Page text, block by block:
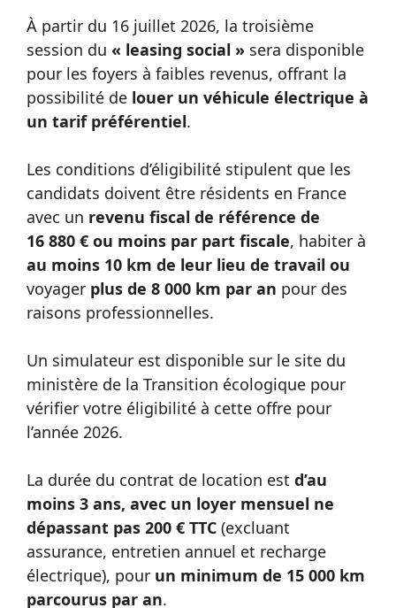
À partir du 16 juillet 2026, la troisième
session du « leasing social » sera disponible
pour les foyers à faibles revenus, offrant la
possibilité de louer un véhicule électrique à
un tarif préférentiel.
Les conditions d’éligibilité stipulent que les
candidats doivent être résidents en France
avec un revenu fiscal de référence de
16 880 € ou moins par part fiscale, habiter à
au moins 10 km de leur lieu de travail ou
voyager plus de 8 000 km par an pour des
raisons professionnelles.
Un simulateur est disponible sur le site du
ministère de la Transition écologique pour
vérifier votre éligibilité à cette offre pour
l’année 2026.
La durée du contrat de location est d’au
moins 3 ans, avec un loyer mensuel ne
dépassant pas 200 € TTC (excluant
assurance, entretien annuel et recharge
électrique), pour un minimum de 15 000 km
parcourus par an.